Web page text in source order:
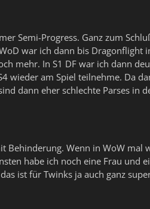
Semi-Progress. Ganz zum
war ich dann bis Dragonflight
mehr. In S1 DF war ich dann
wieder am Spiel teilnehme. Da
dann eher schlechte Parses in
Behinderung. Wenn in WoW mal
habe ich noch eine Frau und
ist für Twinks ja auch ganz